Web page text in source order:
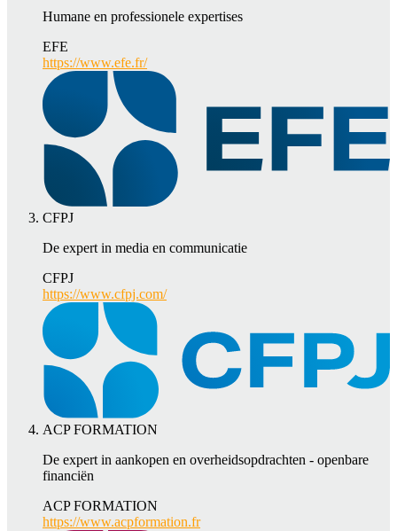
Humane en professionele expertises
EFE
https://www.efe.fr/
CFPJ
De expert in media en communicatie
CFPJ
https://www.cfpj.com/
ACP FORMATION
De expert in aankopen en overheidsopdrachten - openbare
financiën
ACP FORMATION
https://www.acpformation.fr